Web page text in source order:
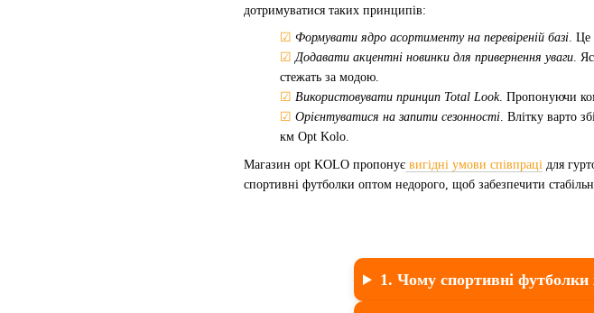
дотримуватися таких принципів:
☑ Формувати ядро асортименту на перевіреній базі. Це
☑Додавати акцентні новинки для привернення уваги.
стежать за модою.
☑ Використовувати принцип Total Look. Пропонуючи
☑ Орієнтуватися на запити сезонності. Влітку варто
км Opt Kolo.
Магазин opt KOLO пропонує вигідні умови співпраці для
спортивні футболки оптом недорого, щоб забезпечити
1. Чому спортивні